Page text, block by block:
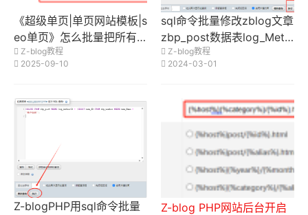
《超级单页|单页网站模板|s
eo单页》怎么批量把所有
文章设置为广告单页？
Z-blog教程
2025-09-10
sql命令批量修改zblog文章
zbp_post数据表log_Meta
字段指定的键值
Z-blog教程
2024-03-01
Z-blogPHP用sql命令批量
Z-blog PHP网站后台开启